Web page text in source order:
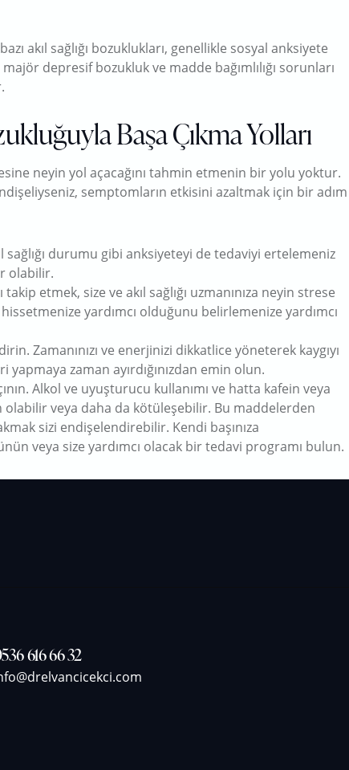
akıl sağlığı bozuklukları, genellikle sosyal anksiyete
depresif bozukluk ve madde bağımlılığı sorunları
Başa Çıkma Yolları
neyin yol açacağını tahmin etmenin bir yolu yoktur.
semptomların etkisini azaltmak için bir adım
sağlığı durumu gibi anksiyeteyi de tedaviyi ertelemeniz
olabilir.
etmek, size ve akıl sağlığı uzmanınıza neyin strese
yardımcı olduğunu belirlemenize yardımcı
Zamanınızı ve enerjinizi dikkatlice yöneterek kaygıyı
yapmaya zaman ayırdığınızdan emin olun.
Alkol ve uyuşturucu kullanımı ve hatta kafein veya
olabilir veya daha da kötüleşebilir. Bu maddelerden
sizi endişelendirebilir. Kendi başınıza
veya size yardımcı olacak bir tedavi programı bulun.
616 66 32